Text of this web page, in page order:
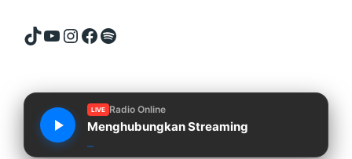
TikTok
YouTube
Instagram
Facebook
Spotify
LIVE Radio Online
Menghubungkan Streaming